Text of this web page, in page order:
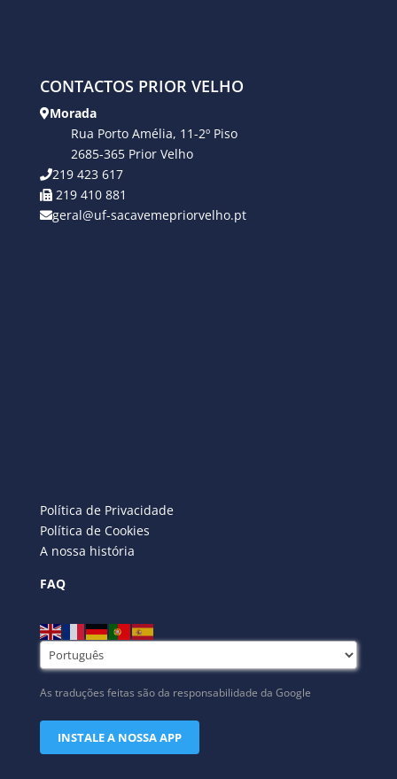
CONTACTOS PRIOR VELHO
Morada
Rua Porto Amélia, 11-2º Piso
2685-365 Prior Velho
219 423 617
219 410 881
geral@uf-sacavemepriorvelho.pt
Política de Privacidade
Política de Cookies
A nossa história
FAQ
As traduções feitas são da responsabilidade da Google
INSTALE A NOSSA APP